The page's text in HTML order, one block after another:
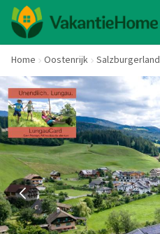
Home Oostenrijk Salzburgerland